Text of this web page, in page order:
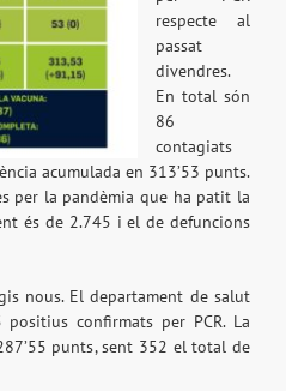
respecte al
passat
divendres.
En total són
86
contagiats
acumulada en 313’53 punts.
per la pandèmia que ha patit la
és de 2.745 i el de defuncions
nous. El departament de salut
confirmats per PCR. La
punts, sent 352 el total de